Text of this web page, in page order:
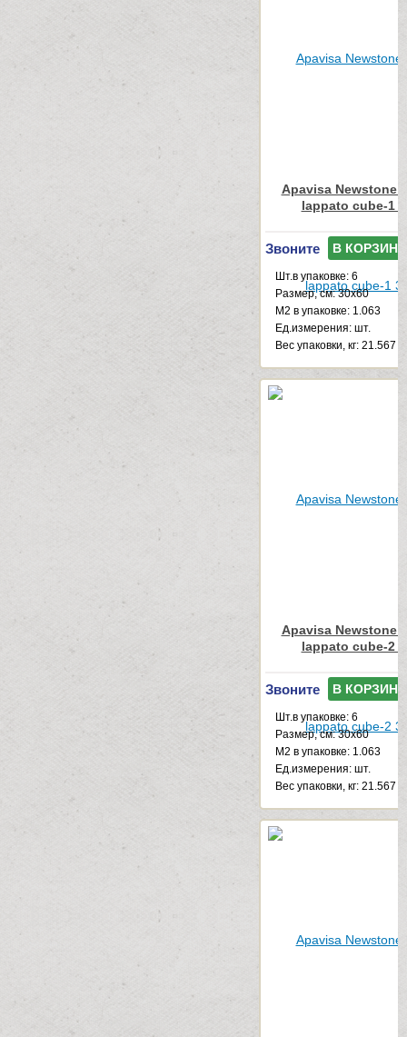
Apavisa Newstone
lappato cube-1
Звоните В КОРЗИНУ
Шт.в упаковке: 6
Размер, см: 30x60
М2 в упаковке: 1.063
Ед.измерения: шт.
Веc упаковки, кг: 21.567
Apavisa Newstone
lappato cube-2
Звоните В КОРЗИНУ
Шт.в упаковке: 6
Размер, см: 30x60
М2 в упаковке: 1.063
Ед.измерения: шт.
Веc упаковки, кг: 21.567